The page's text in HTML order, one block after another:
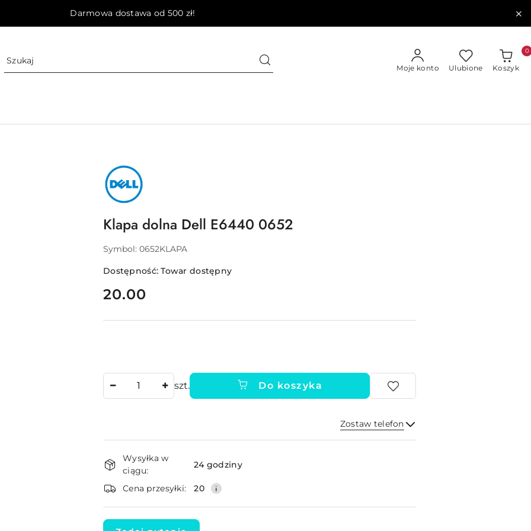
Darmowa dostawa od 500 zł!
Moje konto Ulubione Koszyk
0
NAZWA
PRODUCENTA:
DELL
Klapa dolna Dell E6440 0652
Symbol: 0652KLAPA
Dostępność:Towar dostępny
cena:
20.00
szt. Do koszyka
Zostaw telefon
Wyślij
Dostępność
i
dostawa
Wysyłka w
ciągu:
24 godziny
Cena przesyłki: 20